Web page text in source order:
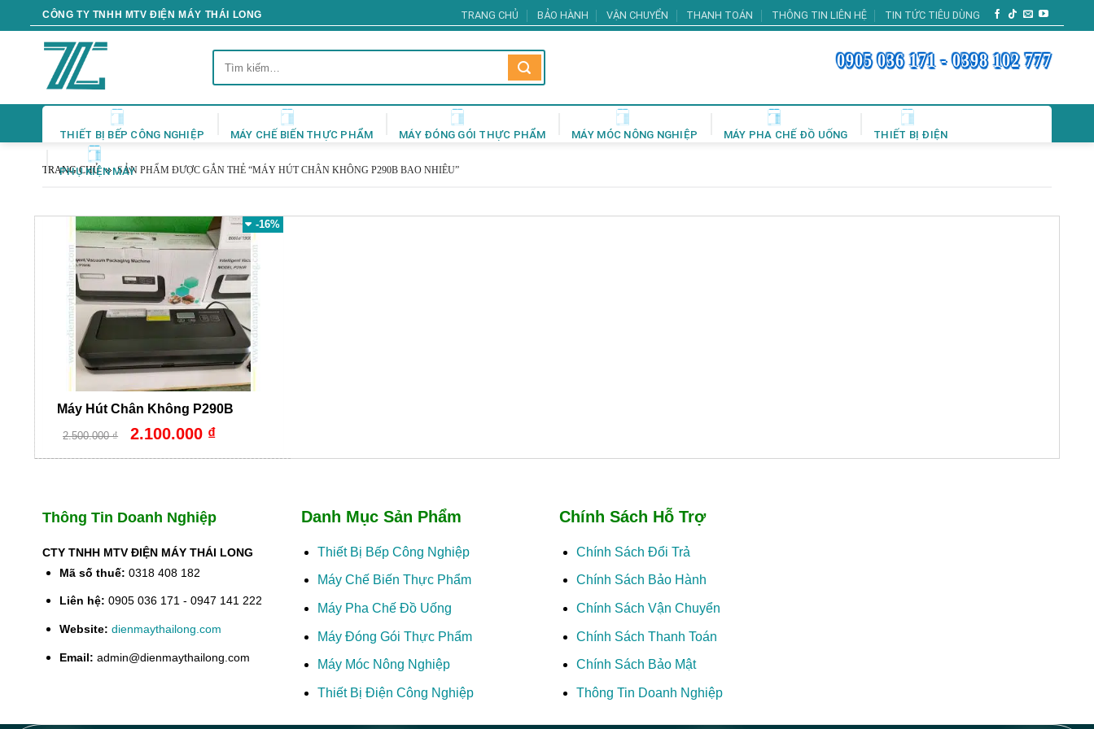
to
CÔNG TY TNHH MTV ĐIỆN MÁY THÁI LONG TRANG CHỦ BẢO HÀNH VẬN CHUYỂN THANH TOÁN THÔNG TIN LIÊN HỆ TIN TỨC TIÊU DÙNG
0905 036 171 - 0398 102 777
THIẾT BỊ BẾP CÔNG NGHIỆP MÁY CHẾ BIẾN THỰC PHẨM MÁY ĐÓNG GÓI THỰC PHẨM MÁY MÓC NÔNG NGHIỆP MÁY PHA CHẾ ĐỒ UỐNG THIẾT BỊ ĐIỆN
PHỤ KIỆN MÁY
TRANG CHỦ SẢN PHẨM ĐƯỢC GẮN THẺ “MÁY HÚT CHÂN KHÔNG P290B BAO NHIÊU”
-16%
Máy Hút Chân Không P290B
2.500.000₫
Giá
gốc
2.100.000 ₫Giá
hiện
Thông Tin Doanh Nghiệp
CTY TNHH MTV ĐIỆN MÁY THÁI LONG
Mã số thuế: 0318 408 182
Liên hệ: 0905 036 171 - 0947 141 222
Website: dienmaythailong.com
Email: admin@dienmaythailong.com
Danh Mục Sản Phẩm
Thiết Bị Bếp Công Nghiệp
Máy Chế Biến Thực Phẩm
Máy Pha Chế Đồ Uống
Máy Đóng Gói Thực Phẩm
Máy Móc Nông Nghiệp
Thiết Bị Điện Công Nghiệp
Chính Sách Hỗ Trợ
Chính Sách Đổi Trả
Chính Sách Bảo Hành
Chính Sách Vận Chuyển
Chính Sách Thanh Toán
Chính Sách Bảo Mật
Thông Tin Doanh Nghiệp